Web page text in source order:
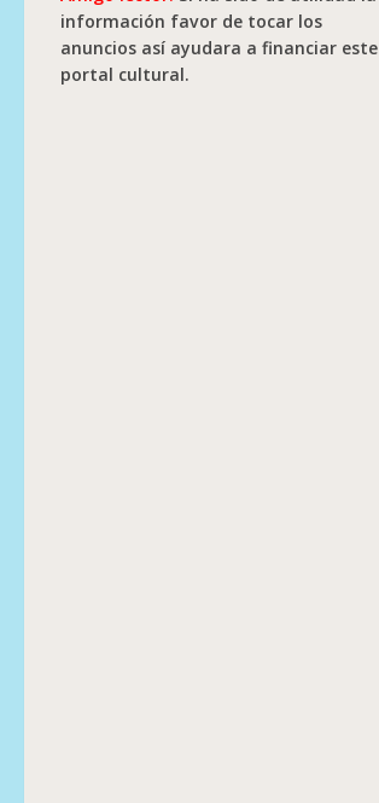
información favor de tocar los
anuncios así ayudara a financiar este
portal cultural.